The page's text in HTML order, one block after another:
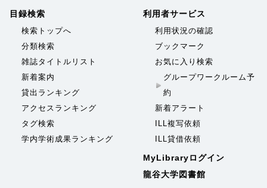
目録検索
検索トップへ
分類検索
雑誌タイトルリスト
新着案内
貸出ランキング
アクセスランキング
タグ検索
学内学術成果ランキング
利用者サービス
利用状況の確認
ブックマーク
お気に入り検索
グループワークルーム予
約
新着アラート
ILL複写依頼
ILL貸借依頼
MyLibraryログイン
龍谷大学図書館